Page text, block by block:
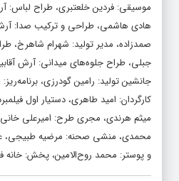
صحنه و دکور: رسول علیزاده، مدیر
موسیقی: فردین خلعتبری، طراح لباس:
هادی هاشمی، طراحی و ترکیب صدا:
صمدزاده، مدیر تولید: شهرام شاهرخ،
جبلی، طراح جلوه‌های میدانی: آرش
جانشین تولید: رامین گودرزی،
کارگردان: امید طاهری، دستیار اول
میثم هرندی، مجری طرح: امیرعلی
محمدی، منشی صحنه: مرضیه طبیجی،
و پوستر: محمد روح‌الامین، پخش: خانه